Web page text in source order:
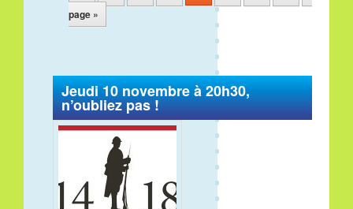
page »
Jeudi 10 novembre à 20h30,
n’oubliez pas !